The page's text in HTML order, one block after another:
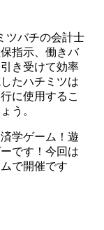
ツバチの会計士
指示、働きバ
き受けて効率
たハチミツは
に使用するこ
う。
学ゲーム！遊
です！今回は
で開催です